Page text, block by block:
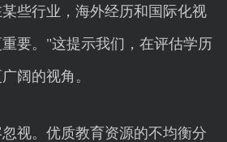
些行业，海外经历和国际化视
要。"这提示我们，在评估学历
阔的视角。
视。优质教育资源的不均衡分